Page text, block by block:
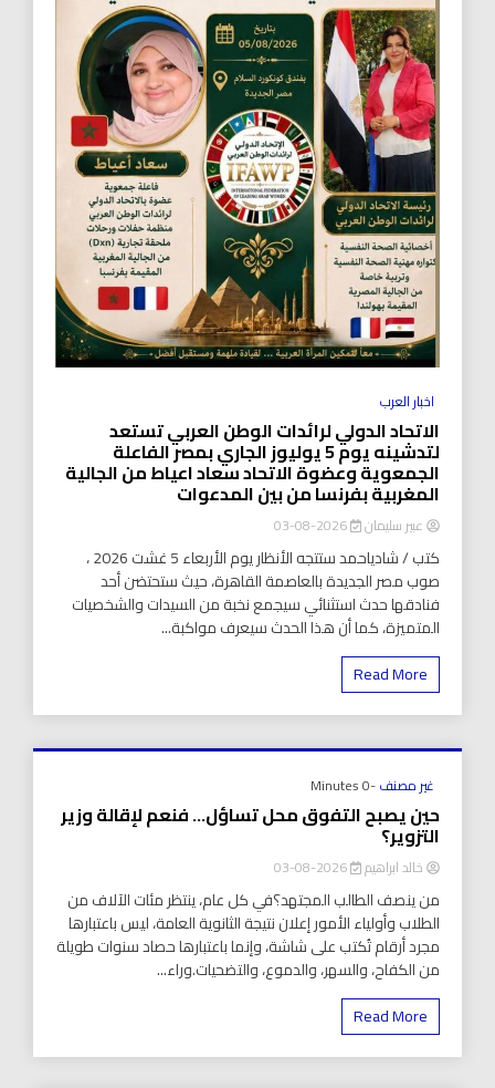
اخبار العرب
الاتحاد الدولي لرائدات الوطن العربي تستعد
لتدشينه يوم 5 يوليوز الجاري بمصر الفاعلة
الجمعوية وعضوة الاتحاد سعاد اعياط من الجالية
المغربية بفرنسا من بين المدعوات
عبير سليمان 2026-08-03
كتب / شادياحمد ستتجه الأنظار يوم الأربعاء 5 غشت 2026 ،
صوب مصر الجديدة بالعاصمة القاهرة، حيث ستحتضن أحد
فنادقها حدث استثنائي سيجمع نخبة من السيدات والشخصيات
المتميزة، كما أن هذا الحدث سيعرف مواكبة...
Read More
غير مصنف-0 Minutes
حين يصبح التفوق محل تساؤل… فنعم لإقالة وزير
التزوير؟
خالد ابراهيم 2026-08-03
من ينصف الطالب المجتهد؟في كل عام، ينتظر مئات الآلاف من
الطلاب وأولياء الأمور إعلان نتيجة الثانوية العامة، ليس باعتبارها
مجرد أرقام تُكتب على شاشة، وإنما باعتبارها حصاد سنوات طويلة
من الكفاح، والسهر، والدموع، والتضحيات.وراء...
Read More